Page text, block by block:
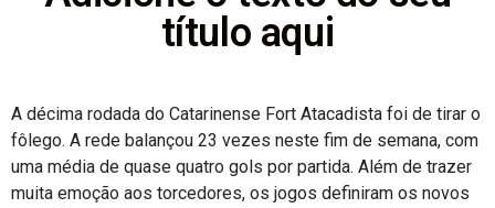
título aqui
A décima rodada do Catarinense Fort Atacadista foi de tirar o
fôlego. A rede balançou 23 vezes neste fim de semana, com
uma média de quase quatro gols por partida. Além de trazer
muita emoção aos torcedores, os jogos definiram os novos